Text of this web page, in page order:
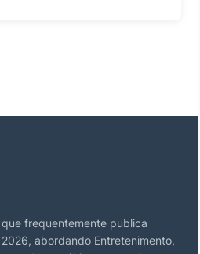
frequentemente publica
abordando Entretenimento,